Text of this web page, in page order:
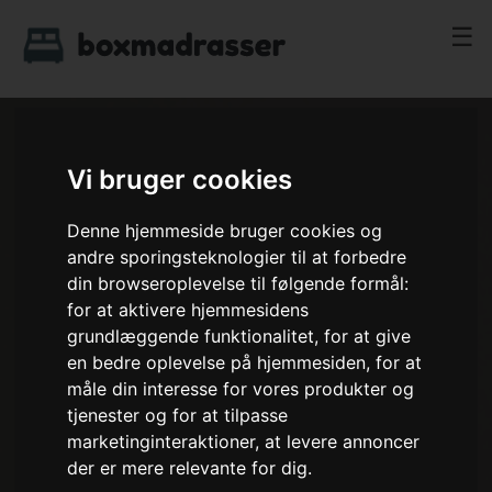
Vi bruger cookies
Denne hjemmeside bruger cookies og
andre sporingsteknologier til at forbedre
din browseroplevelse til følgende formål:
for at aktivere hjemmesidens
grundlæggende funktionalitet,for at give
en bedre oplevelse på hjemmesiden,for at
måle din interesse for vores produkter og
tjenester og for at tilpasse
marketinginteraktioner,at levere annoncer
der er mere relevante for dig.
☰